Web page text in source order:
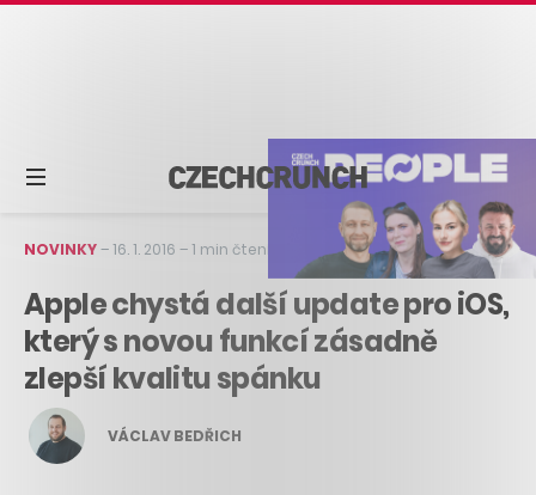
NOVINKY–16. 1. 2016 –1 min čtení
Apple chystá další update pro iOS,
který s novou funkcí zásadně
zlepší kvalitu spánku
VÁCLAV BEDŘICH